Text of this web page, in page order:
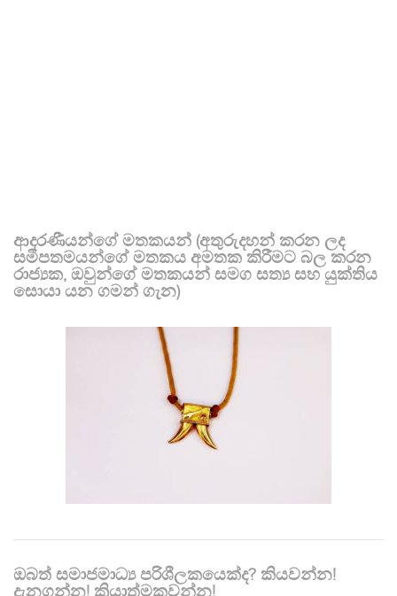
ආදරණීයන්ගේ මතකයන් (අතුරුදහන් කරන ලද
සමීපතමයන්ගේ මතකය අමතක කිරීමට බල කරන
රාජ්‍යක, ඔවුන්ගේ මතකයන් සමග සත්‍ය සහ යුක්තිය
සොයා යන ගමන් ගැන)
ඔබත් සමාජමාධ්‍ය පරිශීලකයෙක්ද? කියවන්න!
දැනගන්න! ක්‍රියාත්මකවන්න!